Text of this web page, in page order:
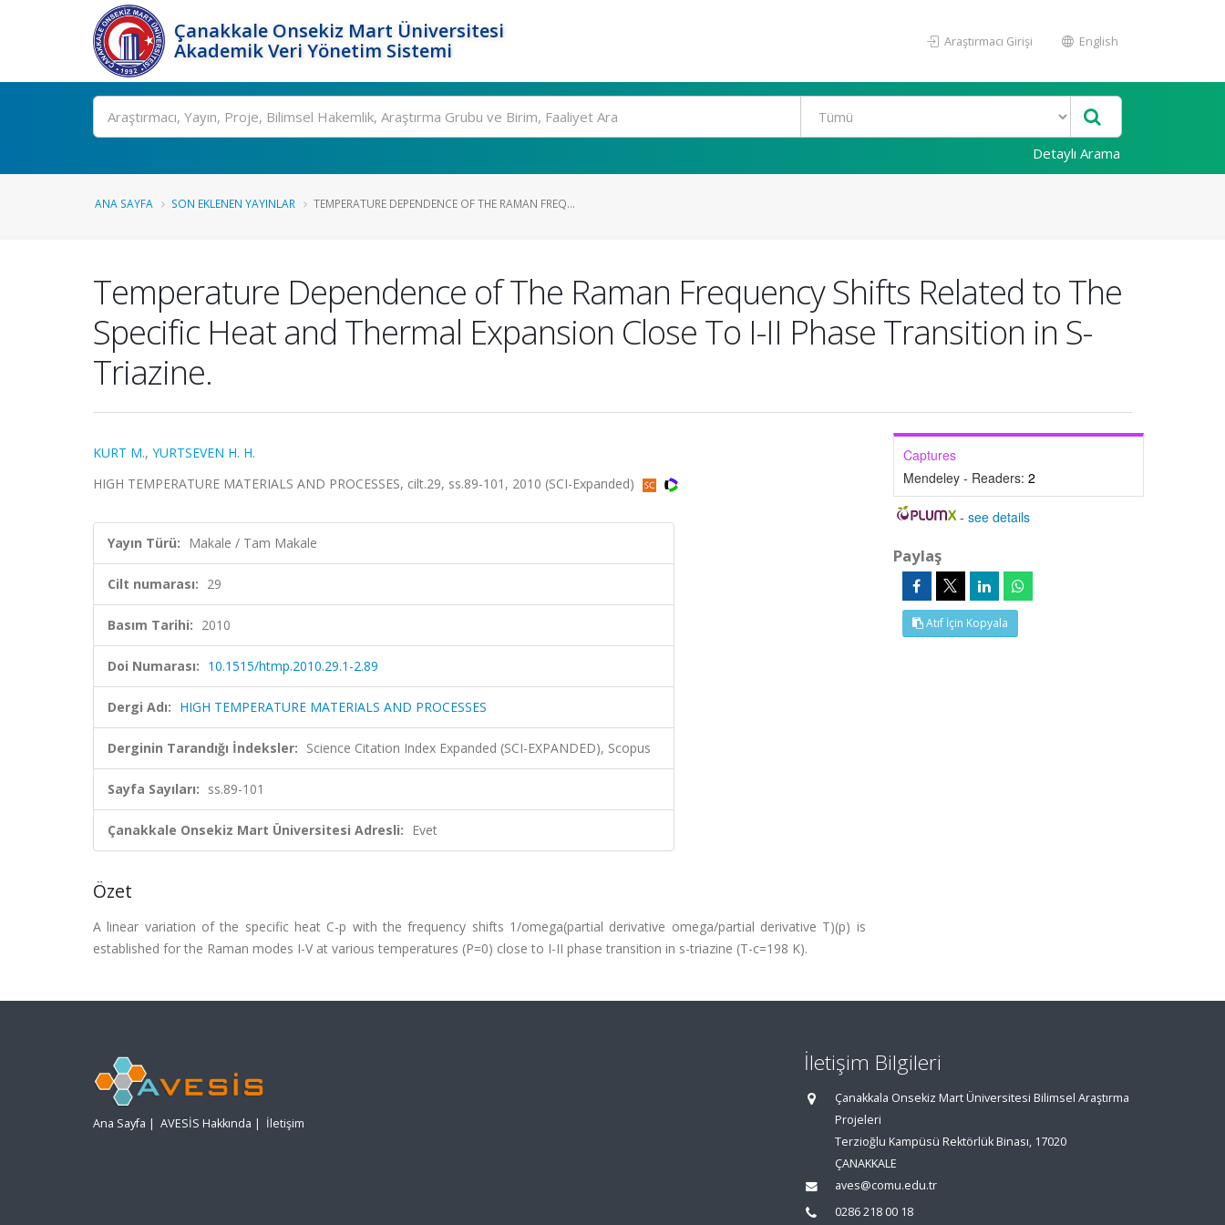
Çanakkale Onsekiz Mart Üniversitesi
Akademik Veri Yönetim Sistemi
Araştırmacı Girişi English
Ara
Detaylı Arama
ANA SAYFA SON EKLENEN YAYINLAR TEMPERATURE DEPENDENCE OF THE RAMAN FREQ...
Temperature Dependence of The Raman Frequency Shifts Related to The
Specific Heat and Thermal Expansion Close To I-II Phase Transition in S-
Triazine.
KURT M., YURTSEVEN H. H.
HIGH TEMPERATURE MATERIALS AND PROCESSES, cilt.29, ss.89-101, 2010 (SCI-Expanded)
Yayın Türü: Makale / Tam Makale
Cilt numarası: 29
Basım Tarihi: 2010
Doi Numarası: 10.1515/htmp.2010.29.1-2.89
Dergi Adı: HIGH TEMPERATURE MATERIALS AND PROCESSES
Derginin Tarandığı İndeksler: Science Citation Index Expanded (SCI-EXPANDED), Scopus
Sayfa Sayıları: ss.89-101
Çanakkale Onsekiz Mart Üniversitesi Adresli: Evet
Özet
A linear variation of the specific heat C-p with the frequency shifts 1/omega(partial derivative omega/partial derivative T)(p) is
established for the Raman modes I-V at various temperatures (P=0) close to I-II phase transition in s-triazine (T-c=198 K).
Captures
Mendeley - Readers: 2
-see details
Paylaş
Atıf İçin Kopyala
Ana Sayfa | AVESİS Hakkında | İletişim
İletişim Bilgileri
Çanakkala Onsekiz Mart Üniversitesi Bilimsel Araştırma
Projeleri
Terzioğlu Kampüsü Rektörlük Binası, 17020
ÇANAKKALE
aves@comu.edu.tr
0286 218 00 18